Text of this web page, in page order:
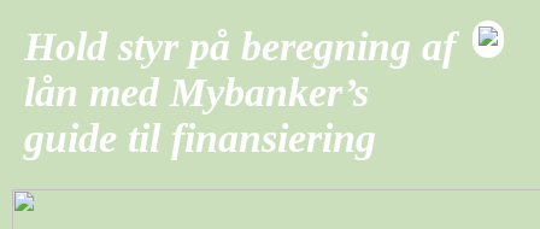
Hold styr på beregning af
lån med Mybanker’s
guide til finansiering